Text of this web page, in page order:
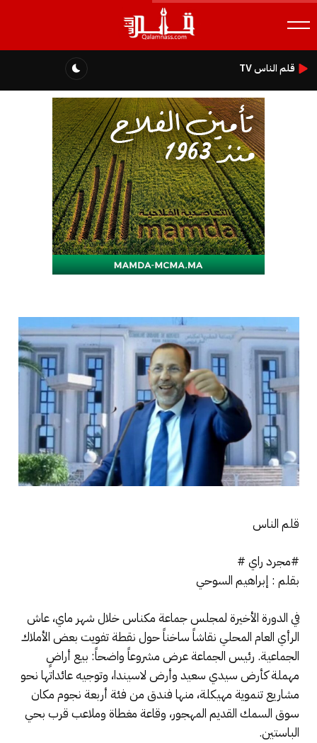
قلم الناس TV
قلم الناس
#مجرد راي #
بقلم : إبراهيم السوحي
في الدورة الأخيرة لمجلس جماعة مكناس خلال شهر ماي، عاش
الرأي العام المحلي نقاشاً ساخناً حول نقطة تفويت بعض الأملاك
الجماعية. رئيس الجماعة عرض مشروعاً واضحاً: بيع أراضٍ
مهملة كأرض سيدي سعيد وأرض لاسيندا، وتوجيه عائداتها نحو
مشاريع تنموية مهيكلة، منها فندق من فئة أربعة نجوم مكان
سوق السمك القديم المهجور، وقاعة مغطاة وملاعب قرب بحي
الباستين.